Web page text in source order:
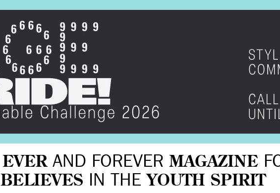
EVERAND FOREVER MAGAZINE
BELIEVES IN THE YOUTH SPIRIT